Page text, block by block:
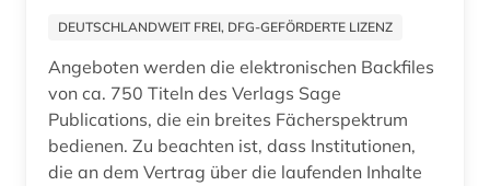
abschnitt 2 (2)
absolvent (1)
abstract-dienst (1)
Makedonien (16)
Malta (4)
Mecklenburg-Vorpommern (32)
Mittelamerika (65)
DEUTSCHLANDWEIT FREI, DFG-GEFÖRDERTE LIZENZ
Angeboten werden die elektronischen Backfiles
von ca. 750 Titeln des Verlags Sage
Publications, die ein breites Fächerspektrum
bedienen. Zu beachten ist, dass Institutionen,
die an dem Vertrag über die laufenden Inhalte